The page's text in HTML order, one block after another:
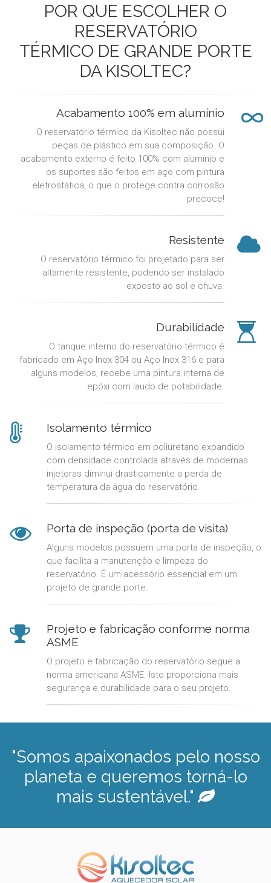
POR QUE ESCOLHER O
RESERVATÓRIO
TÉRMICO DE GRANDE PORTE
DA KISOLTEC?
Acabamento 100% em alumínio
O reservatório térmico da Kisoltec não possui
peças de plástico em sua composição. O
acabamento externo é feito 100% com alumínio e
os suportes são feitos em aço com pintura
eletrostática, o que o protege contra corrosão
precoce!
Resistente
O reservatório térmico foi projetado para ser
altamente resistente, podendo ser instalado
exposto ao sol e chuva.
Durabilidade
O tanque interno do reservatório térmico é
fabricado em Aço Inox 304 ou Aço Inox 316 e para
alguns modelos, recebe uma pintura interna de
epóxi com laudo de potabilidade.
Isolamento térmico
O isolamento térmico em poliuretano expandido
com densidade controlada através de modernas
injetoras diminui drasticamente a perda de
temperatura da água do reservatório.
Porta de inspeção (porta de visita)
Alguns modelos possuem uma porta de inspeção, o
que facilita a manutenção e limpeza do
reservatório. É um acessório essencial em um
projeto de grande porte.
Projeto e fabricação conforme norma
ASME
O projeto e fabricação do reservatório segue a
norma americana ASME. Isto proporciona mais
segurança e durabilidade para o seu projeto.
"Somos apaixonados pelo nosso
planeta e queremos torná-lo
mais sustentável."